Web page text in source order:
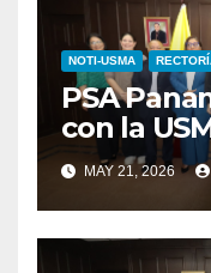
NOTI-USMA
PSA
con la
talento de
MAY 21, 2026